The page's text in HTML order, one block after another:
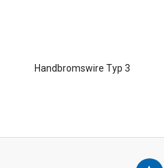
Handbromswire Typ 3